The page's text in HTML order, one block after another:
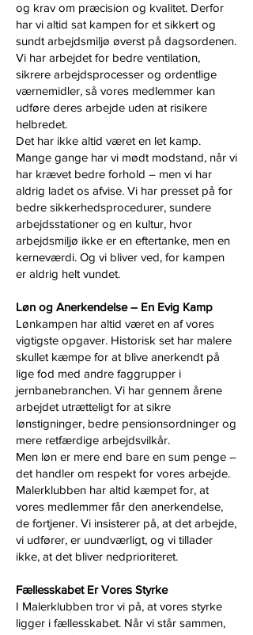
og krav om præcision og kvalitet. Derfor
har vi altid sat kampen for et sikkert og
sundt arbejdsmiljø øverst på dagsordenen.
Vi har arbejdet for bedre ventilation,
sikrere arbejdsprocesser og ordentlige
værnemidler, så vores medlemmer kan
udføre deres arbejde uden at risikere
helbredet.
Det har ikke altid været en let kamp.
Mange gange har vi mødt modstand, når vi
har krævet bedre forhold – men vi har
aldrig ladet os afvise. Vi har presset på for
bedre sikkerhedsprocedurer, sundere
arbejdsstationer og en kultur, hvor
arbejdsmiljø ikke er en eftertanke, men en
kerneværdi. Og vi bliver ved, for kampen
er aldrig helt vundet.
Løn og Anerkendelse – En Evig Kamp
Lønkampen har altid været en af vores
vigtigste opgaver. Historisk set har malere
skullet kæmpe for at blive anerkendt på
lige fod med andre faggrupper i
jernbanebranchen. Vi har gennem årene
arbejdet utrætteligt for at sikre
lønstigninger, bedre pensionsordninger og
mere retfærdige arbejdsvilkår.
Men løn er mere end bare en sum penge –
det handler om respekt for vores arbejde.
Malerklubben har altid kæmpet for, at
vores medlemmer får den anerkendelse,
de fortjener. Vi insisterer på, at det arbejde,
vi udfører, er uundværligt, og vi tillader
ikke, at det bliver nedprioriteret.
Fællesskabet Er Vores Styrke
I Malerklubben tror vi på, at vores styrke
ligger i fællesskabet. Når vi står sammen,